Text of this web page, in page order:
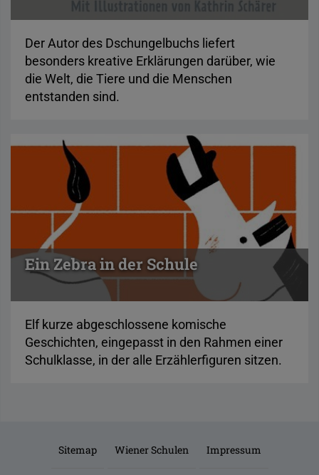
Der Autor des Dschungelbuchs liefert
besonders kreative Erklärungen darüber, wie
die Welt, die Tiere und die Menschen
entstanden sind.
Ein Zebra in der Schule
Elf kurze abgeschlossene komische
Geschichten, eingepasst in den Rahmen einer
Schulklasse, in der alle Erzählerfiguren sitzen.
Sitemap Wiener Schulen Impressum